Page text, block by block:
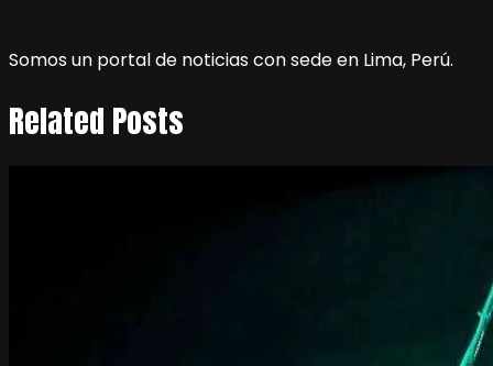
Somos un portal de noticias con sede en Lima, Perú.
Related Posts